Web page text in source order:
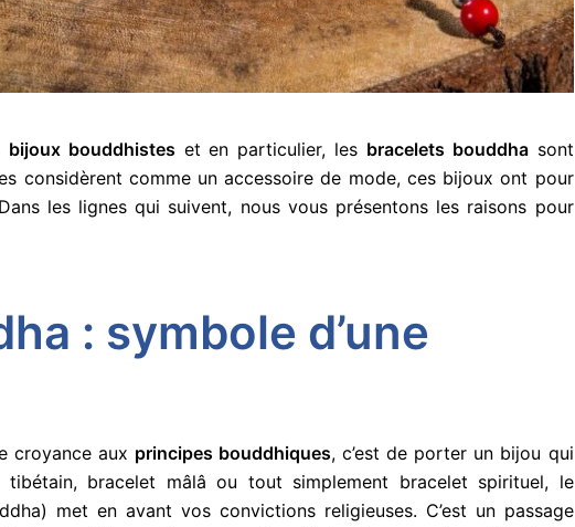
bijoux bouddhistes et en particulier, les bracelets bouddhasont
considèrent comme un accessoire de mode, ces bijoux ont pour
les lignes qui suivent, nous vous présentons les raisons pour
: symbole d’une
croyance aux principes bouddhiques, c’est de porter un bijou qui
tibétain, bracelet mâlâ ou tout simplement bracelet spirituel, le
met en avant vos convictions religieuses. C’est un passage